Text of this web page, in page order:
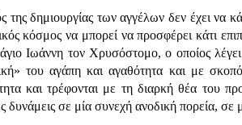
της δημιουργίας των αγγέλων δεν έχει να
κόσμος να μπορεί να προσφέρει κάτι
Ιωάννη τον Χρυσόστομο, ο οποίος
του αγάπη και αγαθότητα και με
και τρέφονται με τη διαρκή θέα του
δυνάμεις σε μία συνεχή ανοδική πορεία, σε